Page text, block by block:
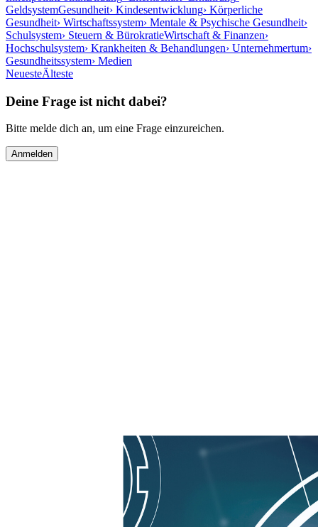
GeldsystemGesundheit› Kindesentwicklung› Körperliche
Gesundheit› Wirtschaftssystem› Mentale & Psychische Gesundheit›
Schulsystem› Steuern & BürokratieWirtschaft & Finanzen›
Hochschulsystem› Krankheiten & Behandlungen› Unternehmertum›
Gesundheitssystem› Medien
NeuesteÄlteste
Deine Frage ist nicht dabei?
Bitte melde dich an, um eine Frage einzureichen.
Anmelden